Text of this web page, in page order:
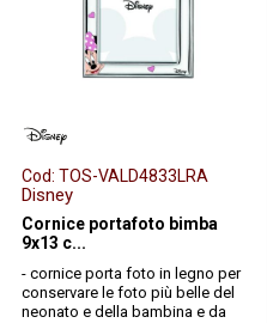
Cod: TOS-VALD4833LRA
Disney
Cornice portafoto bimba
9x13 c...
- cornice porta foto in legno per
conservare le foto più belle del
neonato e della bambina e da